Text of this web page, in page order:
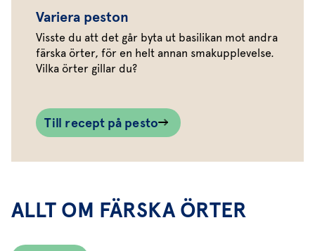
Variera peston
Visste du att det går byta ut basilikan mot andra
färska örter, för en helt annan smakupplevelse.
Vilka örter gillar du?
Till recept på pesto
ALLT OM FÄRSKA ÖRTER